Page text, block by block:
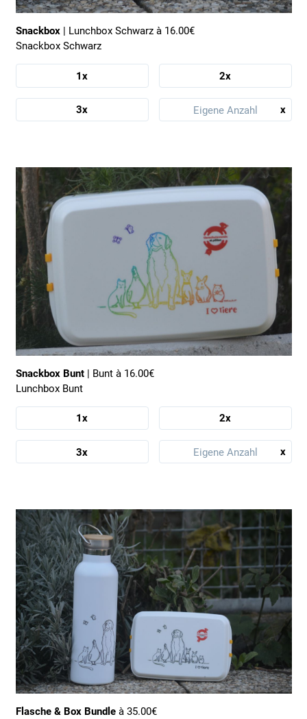
Snackbox| Lunchbox Schwarz à 16.00€
Snackbox Schwarz
1x 2x
3x x
Snackbox Bunt| Bunt à 16.00€
Lunchbox Bunt
1x 2x
3x x
Flasche & Box Bundleà 35.00€